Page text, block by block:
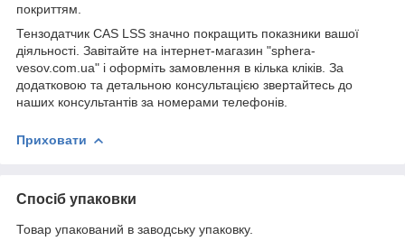
покриттям.
Тензодатчик CAS LSS значно покращить показники вашої
діяльності. Завітайте на інтернет-магазин "sphera-
vesov.com.ua" і оформіть замовлення в кілька кліків. За
додатковою та детальною консультацією звертайтесь до
наших консультантів за номерами телефонів.
Приховати
Спосіб упаковки
Товар упакований в заводську упаковку.